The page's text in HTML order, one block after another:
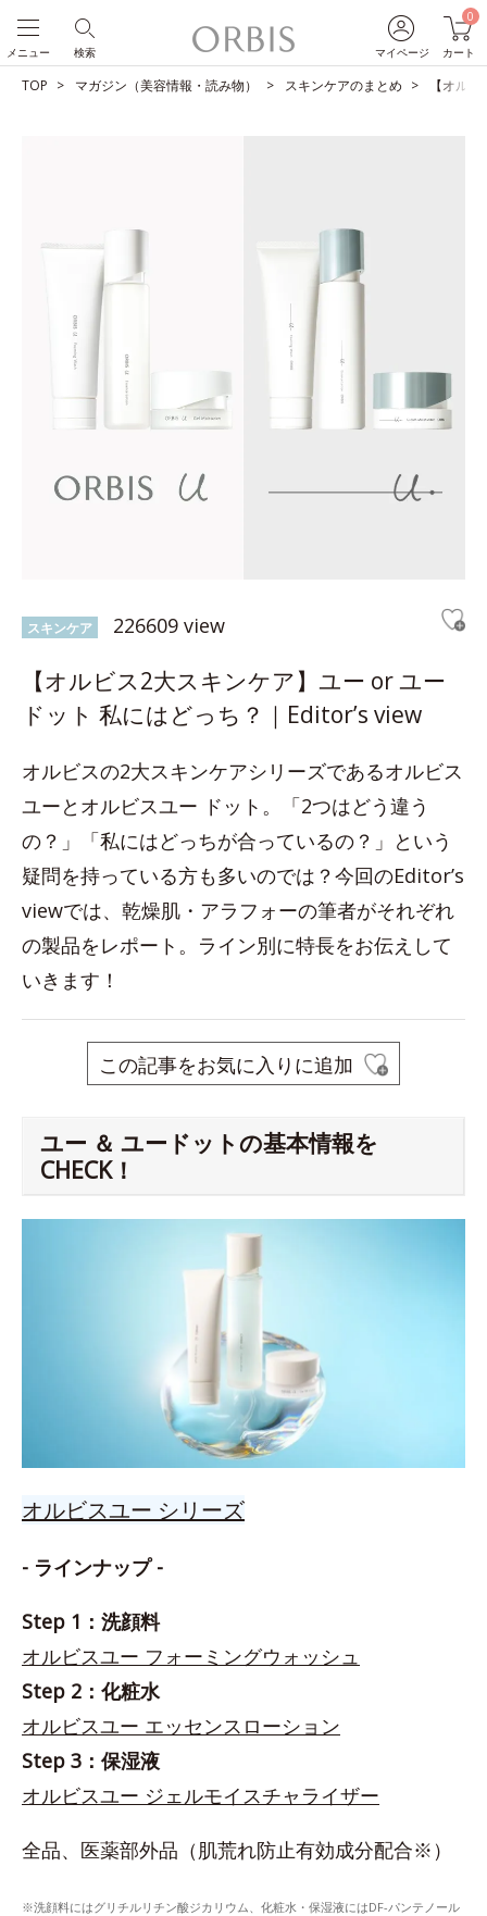
マイページ
0
カート
検索
メニュー
TOP マガジン（美容情報・読み物） スキンケアのまとめ 【オル
スキンケア 226609 view
【オルビス2大スキンケア】ユー or ユー
ドット 私にはどっち？｜Editor’s view
オルビスの2大スキンケアシリーズであるオルビス
ユーとオルビスユー ドット。「2つはどう違う
の？」「私にはどっちが合っているの？」という
疑問を持っている方も多いのでは？今回のEditor’s
viewでは、乾燥肌・アラフォーの筆者がそれぞれ
の製品をレポート。ライン別に特長をお伝えして
いきます！
この記事をお気に入りに追加
ユー ＆ ユードットの基本情報を
CHECK！
オルビスユー シリーズ
- ラインナップ -
Step 1：洗顔料
オルビスユー フォーミングウォッシュ
Step 2：化粧水
オルビスユー エッセンスローション
Step 3：保湿液
オルビスユー ジェルモイスチャライザー
全品、医薬部外品（肌荒れ防止有効成分配合※）
※洗顔料にはグリチルリチン酸ジカリウム、化粧水・保湿液にはDF-パンテノール